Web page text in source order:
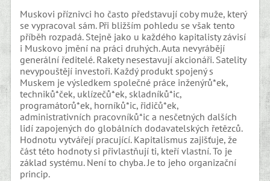
Muskovi příznivci ho často představují coby muže, který
se vypracoval sám. Při bližším pohledu se však tento
příběh rozpadá. Stejně jako u každého kapitalisty závisí
i Muskovo jmění na práci druhých. Auta nevyrábějí
generální ředitelé. Rakety nesestavují akcionáři. Satelity
nevypouštějí investoři. Každý produkt spojený s
Muskem je výsledkem společné práce inženýrů*ek,
techniků*ček, uklízečů*ek, skladníků*ic,
programátorů*ek, horníků*ic, řidičů*ek,
administrativních pracovníků*ic a nesčetných dalších
lidí zapojených do globálních dodavatelských řetězců.
Hodnotu vytvářejí pracující. Kapitalismus zajišťuje, že
část této hodnoty si přivlastňují ti, kteří vlastní. To je
základ systému. Není to chyba. Je to jeho organizační
princip.